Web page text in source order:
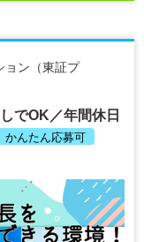
ョン（東証プ
でOK／年間休日
かんたん応募可